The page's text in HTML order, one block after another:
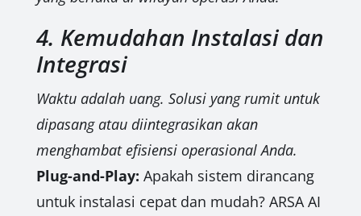
4. Kemudahan Instalasi dan
Integrasi
Waktu adalah uang. Solusi yang rumit untuk
dipasang atau diintegrasikan akan
menghambat efisiensi operasional Anda.
Plug-and-Play: Apakah sistem dirancang
untuk instalasi cepat dan mudah? ARSA AI